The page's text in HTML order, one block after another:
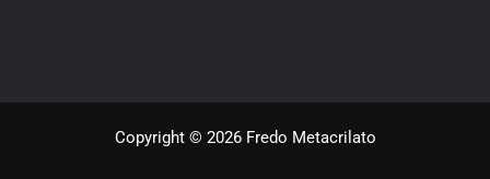
Copyright © 2026 Fredo Metacrilato